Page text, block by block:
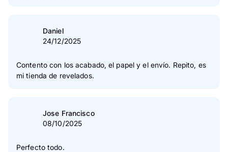
Daniel
24/12/2025
Contento con los acabado, el papel y el envío. Repito, es
mi tienda de revelados.
Jose Francisco
08/10/2025
Perfecto todo.